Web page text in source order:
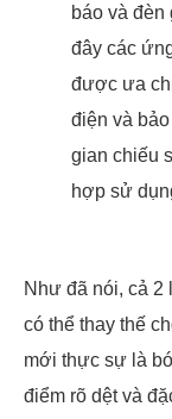
báo và đèn
đây các
được ưa
điện và
gian chiếu
hợp sử
Như đã nói, cả 2
có thể thay thế
mới thực sự là
điểm rõ dệt và